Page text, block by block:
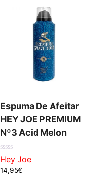
Espuma De Afeitar
HEY JOE PREMIUM
Nº3 Acid Melon
0
de
5
Hey Joe
14,95€